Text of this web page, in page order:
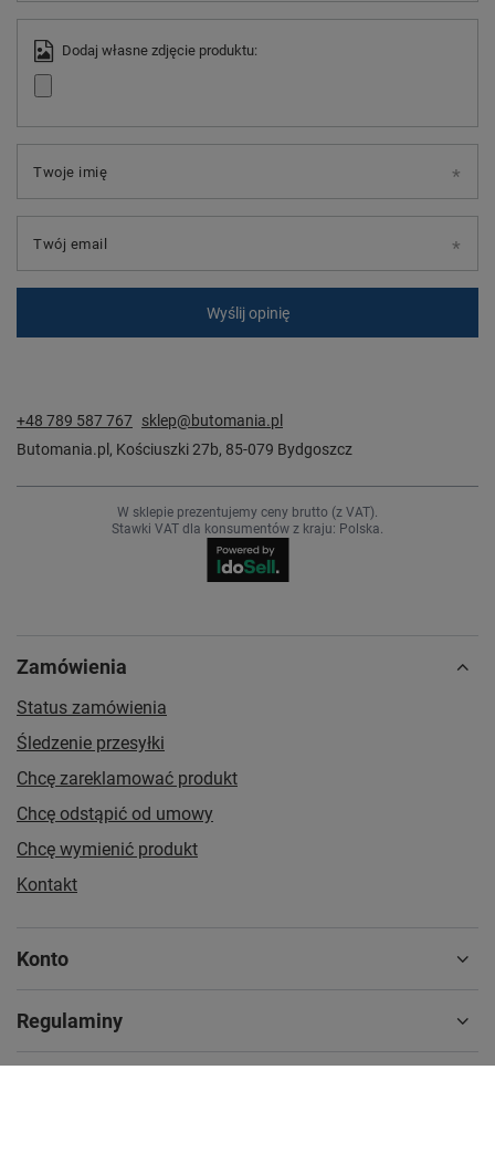
Dodaj własne zdjęcie produktu:
Twoje imię
Twój email
Wyślij opinię
+48 789 587 767 sklep@butomania.pl
Butomania.pl , Kościuszki 27b, 85-079 Bydgoszcz
W sklepie prezentujemy ceny brutto (z VAT).
Stawki VAT dla konsumentów z kraju: Polska.
Zamówienia
Status zamówienia
Śledzenie przesyłki
Chcę zareklamować produkt
Chcę odstąpić od umowy
Chcę wymienić produkt
Kontakt
Konto
Regulaminy